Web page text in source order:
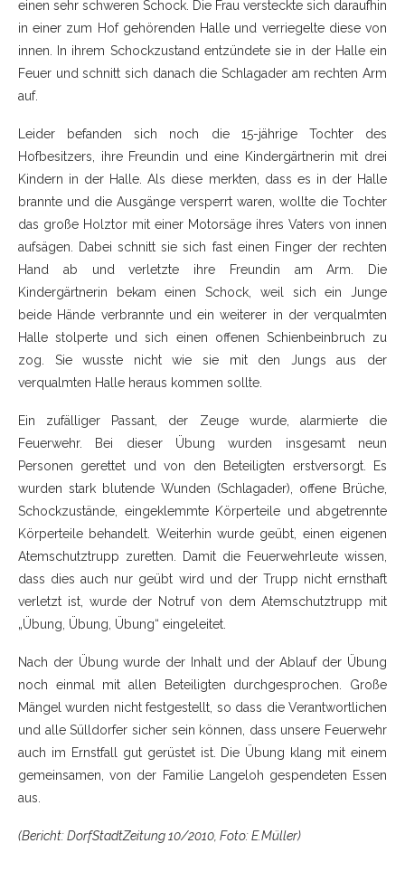
einen sehr schweren Schock. Die Frau versteckte sich daraufhin
in einer zum Hof gehörenden Halle und verriegelte diese von
innen. In ihrem Schockzustand entzündete sie in der Halle ein
Feuer und schnitt sich danach die Schlagader am rechten Arm
auf.
Leider befanden sich noch die 15-jährige Tochter des
Hofbesitzers, ihre Freundin und eine Kindergärtnerin mit drei
Kindern in der Halle. Als diese merkten, dass es in der Halle
brannte und die Ausgänge versperrt waren, wollte die Tochter
das große Holztor mit einer Motorsäge ihres Vaters von innen
aufsägen. Dabei schnitt sie sich fast einen Finger der rechten
Hand ab und verletzte ihre Freundin am Arm. Die
Kindergärtnerin bekam einen Schock, weil sich ein Junge
beide Hände verbrannte und ein weiterer in der verqualmten
Halle stolperte und sich einen offenen Schienbeinbruch zu
zog. Sie wusste nicht wie sie mit den Jungs aus der
verqualmten Halle heraus kommen sollte.
Ein zufälliger Passant, der Zeuge wurde, alarmierte die
Feuerwehr. Bei dieser Übung wurden insgesamt neun
Personen gerettet und von den Beteiligten erstversorgt. Es
wurden stark blutende Wunden (Schlagader), offene Brüche,
Schockzustände, eingeklemmte Körperteile und abgetrennte
Körperteile behandelt. Weiterhin wurde geübt, einen eigenen
Atemschutztrupp zuretten. Damit die Feuerwehrleute wissen,
dass dies auch nur geübt wird und der Trupp nicht ernsthaft
verletzt ist, wurde der Notruf von dem Atemschutztrupp mit
„Übung, Übung, Übung“ eingeleitet.
Nach der Übung wurde der Inhalt und der Ablauf der Übung
noch einmal mit allen Beteiligten durchgesprochen. Große
Mängel wurden nicht festgestellt, so dass die Verantwortlichen
und alle Sülldorfer sicher sein können, dass unsere Feuerwehr
auch im Ernstfall gut gerüstet ist. Die Übung klang mit einem
gemeinsamen, von der Familie Langeloh gespendeten Essen
aus.
(Bericht: DorfStadtZeitung 10/2010, Foto: E.Müller)